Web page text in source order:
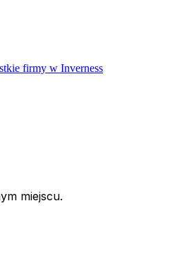
firmy w Inverness
miejscu.